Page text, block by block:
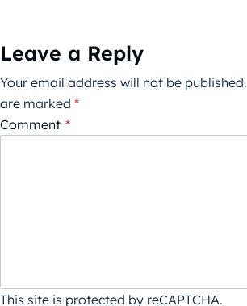
Leave a Reply
Your email address will not be published.
are marked *
Comment *
This site is protected by reCAPTCHA.